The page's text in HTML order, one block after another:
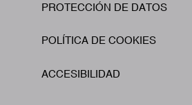
PROTECCIÓN DE DATOS
POLÍTICA DE COOKIES
ACCESIBILIDAD